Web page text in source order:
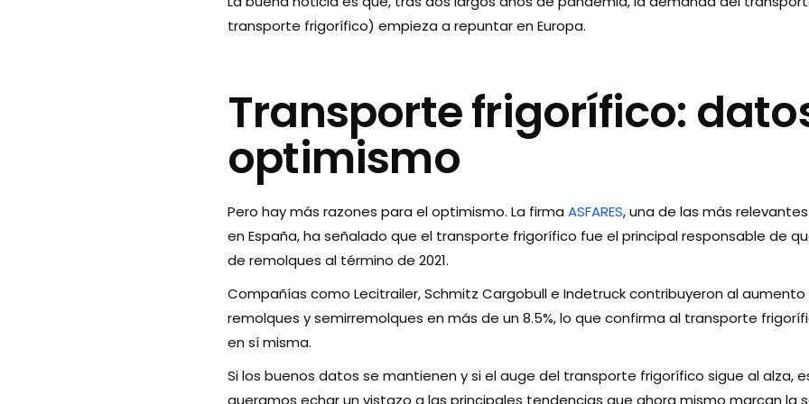
transporte frigorífico) empieza a repuntar en Europa.
Transporte frigorífico:
optimismo
Pero hay más razones para el optimismo. La firma ASFARES, una de las más
en España, ha señalado que el transporte frigorífico fue el principal responsable de
de remolques al término de 2021.
Compañías como Lecitrailer, Schmitz Cargobull e Indetruck contribuyeron al
remolques y semirremolques en más de un 8.5%, lo que confirma al transporte
en sí misma.
Si los buenos datos se mantienen y si el auge del transporte frigorífico sigue al alza,